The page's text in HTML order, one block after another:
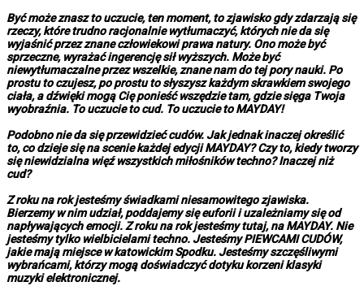
Być może znasz to uczucie, ten moment, to zjawisko gdy zdarzają się
rzeczy, które trudno racjonalnie wytłumaczyć, których nie da się
wyjaśnić przez znane człowiekowi prawa natury. Ono może być
sprzeczne, wyrażać ingerencję sił wyższych. Może być
niewytłumaczalne przez wszelkie, znane nam do tej pory nauki. Po
prostu to czujesz, po prostu to słyszysz każdym skrawkiem swojego
ciała, a dźwięki mogą Cię ponieść wszędzie tam, gdzie sięga Twoja
wyobraźnia. To uczucie to cud. To uczucie to MAYDAY!
Podobno nie da się przewidzieć cudów. Jak jednak inaczej określić
to, co dzieje się na scenie każdej edycji MAYDAY? Czy to, kiedy tworzy
się niewidzialna więź wszystkich miłośników techno? Inaczej niż
cud?
Z roku na rok jesteśmy świadkami niesamowitego zjawiska.
Bierzemy w nim udział, poddajemy się euforii i uzależniamy się od
napływających emocji. Z roku na rok jesteśmy tutaj, na MAYDAY. Nie
jesteśmy tylko wielbicielami techno. Jesteśmy PIEWCAMI CUDÓW,
jakie mają miejsce w katowickim Spodku. Jesteśmy szczęśliwymi
wybrańcami, którzy mogą doświadczyć dotyku korzeni klasyki
muzyki elektronicznej.